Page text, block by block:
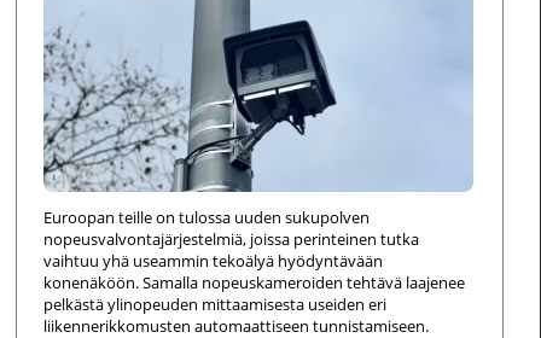
Euroopan teille on tulossa uuden sukupolven
nopeusvalvontajärjestelmiä, joissa perinteinen tutka
vaihtuu yhä useammin tekoälyä hyödyntävään
konenäköön. Samalla nopeuskameroiden tehtävä laajenee
pelkästä ylinopeuden mittaamisesta useiden eri
liikennerikkomusten automaattiseen tunnistamiseen.